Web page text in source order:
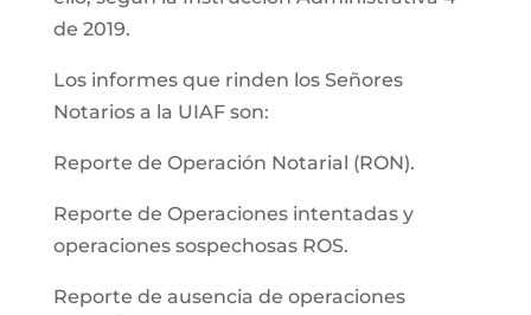
de 2019.
Los informes que rinden los Señores
Notarios a la UIAF son:
Reporte de Operación Notarial (RON).
Reporte de Operaciones intentadas y
operaciones sospechosas ROS.
Reporte de ausencia de operaciones